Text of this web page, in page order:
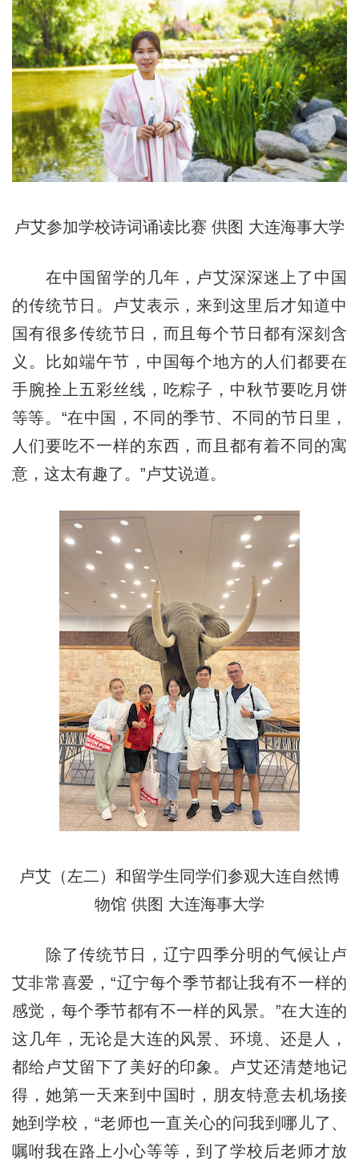
卢艾参加学校诗词诵读比赛 供图 大连海事大学
在中国留学的几年，卢艾深深迷上了中国
的传统节日。卢艾表示，来到这里后才知道中
国有很多传统节日，而且每个节日都有深刻含
义。比如端午节，中国每个地方的人们都要在
手腕拴上五彩丝线，吃粽子，中秋节要吃月饼
等等。“在中国，不同的季节、不同的节日里，
人们要吃不一样的东西，而且都有着不同的寓
意，这太有趣了。”卢艾说道。
卢艾（左二）和留学生同学们参观大连自然博
物馆 供图 大连海事大学
除了传统节日，辽宁四季分明的气候让卢
艾非常喜爱，“辽宁每个季节都让我有不一样的
感觉，每个季节都有不一样的风景。”在大连的
这几年，无论是大连的风景、环境、还是人，
都给卢艾留下了美好的印象。卢艾还清楚地记
得，她第一天来到中国时，朋友特意去机场接
她到学校，“老师也一直关心的问我到哪儿了、
嘱咐我在路上小心等等，到了学校后老师才放